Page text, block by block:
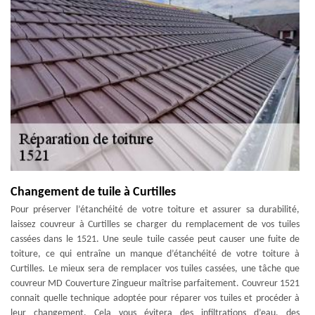
Changement de tuile à Curtilles
Pour préserver l’étanchéité de votre toiture et assurer sa durabilité,
laissez couvreur à Curtilles se charger du remplacement de vos tuiles
cassées dans le 1521. Une seule tuile cassée peut causer une fuite de
toiture, ce qui entraîne un manque d’étanchéité de votre toiture à
Curtilles. Le mieux sera de remplacer vos tuiles cassées, une tâche que
couvreur MD Couverture Zingueur maîtrise parfaitement. Couvreur 1521
connait quelle technique adoptée pour réparer vos tuiles et procéder à